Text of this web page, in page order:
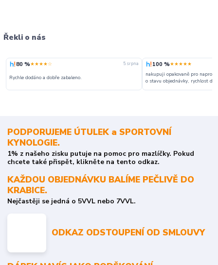
Řekli o nás
80 %★★★★☆ 5. srpna
Rychle dodáno a dobře zabaleno.
100 %★★★★★
nakupuji opakovaně pro
o stavu objednávky, rychlost
PODPORUJEME ÚTULEK a SPORTOVNÍ
KYNOLOGIE.
1% z našeho zisku putuje na pomoc pro mazlíčky. Pokud
chcete také přispět, klikněte na tento odkaz.
KAŽDOU OBJEDNÁVKU BALÍME PEČLIVĚ DO
KRABICE.
Nejčastěji se jedná o 5VVL nebo 7VVL.
ODKAZ ODSTOUPENÍ OD SMLOUVY